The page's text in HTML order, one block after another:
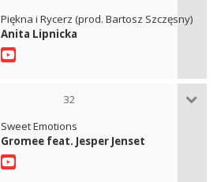
Piękna i Rycerz (prod. Bartosz Szczęsny)
Anita Lipnicka
32
Sweet Emotions
Gromee feat. Jesper Jenset